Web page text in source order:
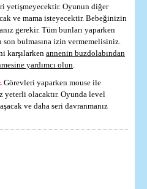
yetişmeyecektir. Oyunun diğer
ve mama isteyecektir. Bebeğinizin
gerekir. Tüm bunları yaparken
bulmasına izin vermemelisiniz.
karşılarken annenin buzdolabından
yardımcı olun
Görevleri yaparken mouse ile
yeterli olacaktır. Oyunda level
ve daha seri davranmanız